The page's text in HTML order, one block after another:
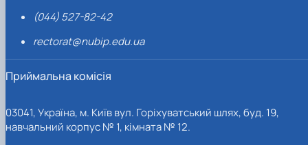
(044) 527-82-42
rectorat@nubip.edu.ua
Приймальна комісія
03041, Україна, м. Київ вул. Горіхуватський шлях, буд. 19,
навчальний корпус № 1, кімната № 12.